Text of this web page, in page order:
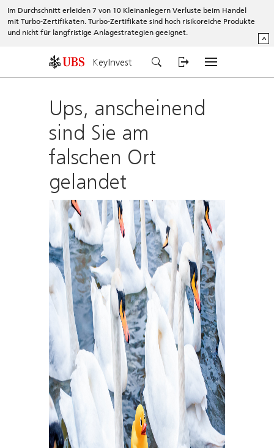
Im Durchschnitt erleiden 7 von 10 Kleinanlegern Verluste beim Handel
mit Turbo-Zertifikaten. Turbo-Zertifikate sind hoch risikoreiche Produkte
und nicht für langfristige Anlagestrategien geeignet.
^
KeyInvest
Ups, anscheinend
sind Sie am
falschen Ort
gelandet